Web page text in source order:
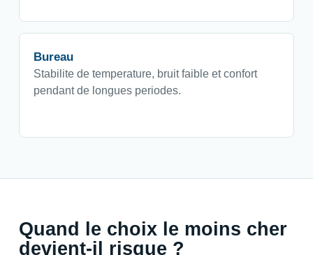
Bureau
Stabilite de temperature, bruit faible et confort
pendant de longues periodes.
Quand le choix le moins cher
devient-il risque ?